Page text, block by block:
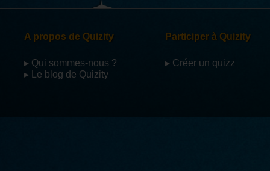
A propos de Quizity
▸ Qui sommes-nous ?
▸ Le blog de Quizity
Participer à Quizity
▸ Créer un quizz